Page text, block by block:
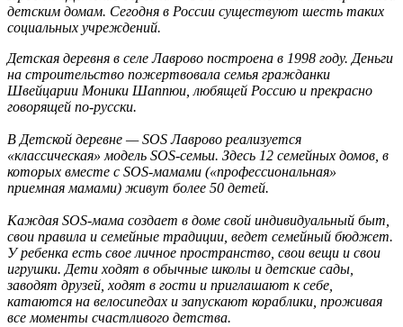
детским домам. Сегодня в России существуют шесть таких
социальных учреждений.
Детская деревня в селе Лаврово построена в 1998 году. Деньги
на строительство пожертвовала семья гражданки
Швейцарии Моники Шаппюи, любящей Россию и прекрасно
говорящей по-русски.
В Детской деревне — SOS Лаврово реализуется
«классическая» модель SOS-семьи. Здесь 12 семейных домов, в
которых вместе с SOS-мамами («профессиональная»
приемная мамами) живут более 50 детей.
Каждая SOS-мама создает в доме свой индивидуальный быт,
свои правила и семейные традиции, ведет семейный бюджет.
У ребенка есть свое личное пространство, свои вещи и свои
игрушки. Дети ходят в обычные школы и детские сады,
заводят друзей, ходят в гости и приглашают к себе,
катаются на велосипедах и запускают кораблики, проживая
все моменты счастливого детства.